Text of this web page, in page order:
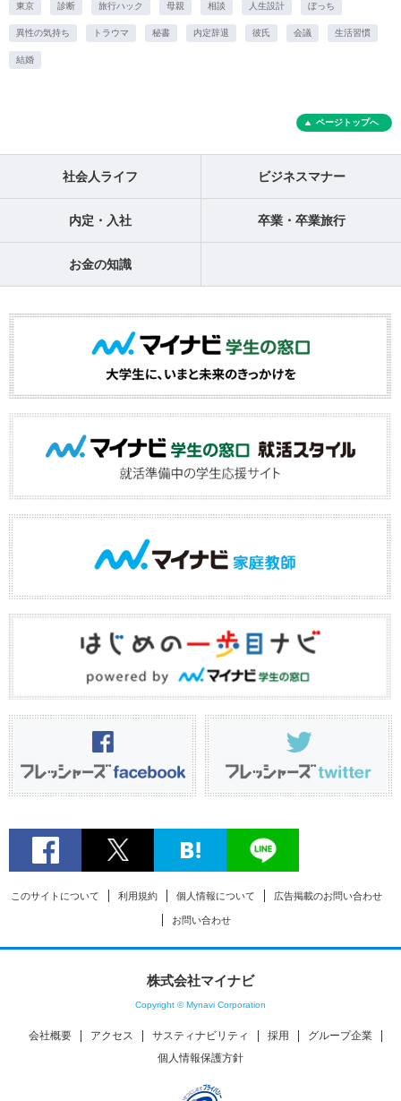
東京 診断 旅行ハック 母親 相談 人生設計 ぼっち
異性の気持ち トラウマ 秘書 内定辞退 彼氏 会議 生活習慣
結婚
ページトップへ
社会人ライフ ビジネスマナー
内定・入社 卒業・卒業旅行
お金の知識
このサイトについて 利用規約 個人情報について 広告掲載のお問い合わせ
お問い合わせ
株式会社マイナビ
Copyright © Mynavi Corporation
会社概要 アクセス サスティナビリティ 採用
グループ企業
個人情報保護方針